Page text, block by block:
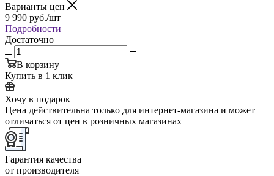
Варианты цен
9 990 руб./шт
Подробности
Достаточно
В корзину
Купить в 1 клик
Хочу в подарок
Цена действительна только для интернет-магазина и может
отличаться от цен в розничных магазинах
Гарантия качества
от производителя